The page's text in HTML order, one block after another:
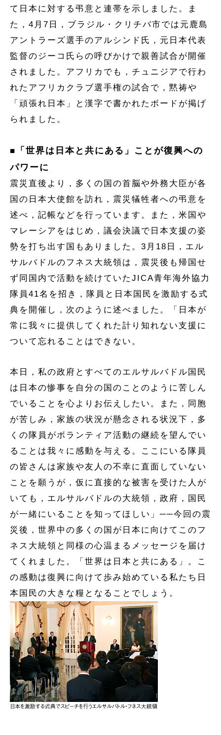
て日本に対する弔意と連帯を示しました。ま
た，4月7日，ブラジル・クリチバ市では元鹿島
アントラーズ選手のアルシンド氏，元日本代表
監督のジーコ氏らの呼びかけで親善試合が開催
されました。アフリカでも，チュニジアで行わ
れたアフリカクラブ選手権の試合で，黙祷や
「頑張れ日本」と漢字で書かれたボードが掲げ
られました。
■
「世界は日本と共にある」ことが復興への
パワーに
震災直後より，多くの国の首脳や外務大臣が各
国の日本大使館を訪れ，震災犠牲者への弔意を
述べ，記帳などを行っています。また，米国や
マレーシアをはじめ，議会決議で日本支援の姿
勢を打ち出す国もありました。3月18日，エル
サルバドルのフネス大統領は，震災後も帰国せ
ず同国内で活動を続けていたJICA青年海外協力
隊員41名を招き，隊員と日本国民を激励する式
典を開催し，次のように述べました。「日本が
常に我々に提供してくれた計り知れない支援に
ついて忘れることはできない。
本日，私の政府とすべてのエルサルバドル国民
は日本の惨事を自分の国のことのように苦しん
でいることを心よりお伝えしたい。また，同胞
が苦しみ，家族の状況が懸念される状況下，多
くの隊員がボランティア活動の継続を望んでい
ることは我々に感動を与える。ここにいる隊員
の皆さんは家族や友人の不幸に直面していない
ことを願うが，仮に直接的な被害を受けた人が
いても，エルサルバドルの大統領，政府，国民
が一緒にいることを知ってほしい」──今回の震
災後，世界中の多くの国が日本に向けてこのフ
ネス大統領と同様の心温まるメッセージを届け
てくれました。「世界は日本と共にある」。こ
の感動は復興に向けて歩み始めている私たち日
本国民の大きな糧となることでしょう。